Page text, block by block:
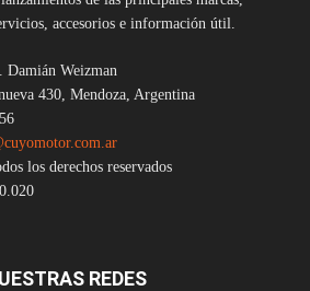
accesorios e información útil.
Weizman
430, Mendoza, Argentina
los derechos reservados
REDES